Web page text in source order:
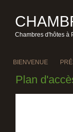
Chambres d'hôtes à
BIENVENUE
Plan